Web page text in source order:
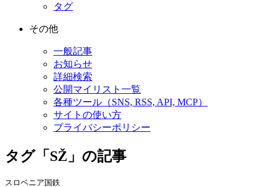
タグ
その他
一般記事
お知らせ
詳細検索
公開マイリスト一覧
各種ツール（SNS, RSS, API, MCP）
サイトの使い方
プライバシーポリシー
タグ「SŽ」の記事
スロベニア国鉄